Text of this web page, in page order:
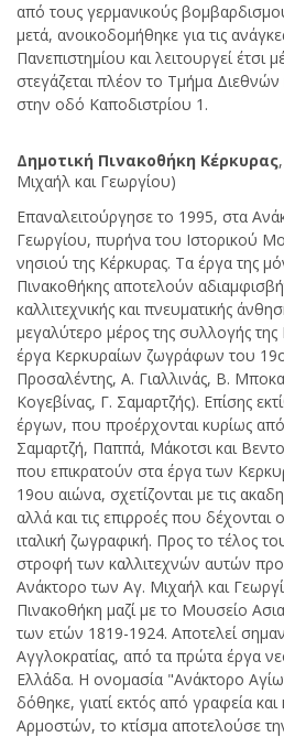
από τους γερμανικούς
μετά, ανοικοδομήθηκε για τις
Πανεπιστημίου και λειτουργεί έτσι
στεγάζεται πλέον το Τμήμα
στην οδό Καποδιστρίου 1.
Δημοτική Πινακοθήκη Κέρκυρας
Μιχαήλ και Γεωργίου)
Επαναλειτούργησε το 1995, στα
Γεωργίου, πυρήνα του Ιστορικού
νησιού της Κέρκυρας. Τα έργα της
Πινακοθήκης αποτελούν
καλλιτεχνικής και πνευματικής
μεγαλύτερο μέρος της συλλογής της
έργα Κερκυραίων ζωγράφων του
Προσαλέντης, Α. Γιαλλινάς, Β.
Κογεβίνας, Γ. Σαμαρτζής). Επίσης
έργων, που προέρχονται κυρίως
Σαμαρτζή, Παππά, Μάκοτσι και
που επικρατούν στα έργα των
19ου αιώνα, σχετίζονται με τις
αλλά και τις επιρροές που δέχονται
ιταλική ζωγραφική. Προς το τέλος
στροφή των καλλιτεχνών αυτών
Ανάκτορο των Αγ. Μιχαήλ και
Πινακοθήκη μαζί με το Μουσείο
των ετών 1819-1924. Αποτελεί
Αγγλοκρατίας, από τα πρώτα έργα
Ελλάδα. Η ονομασία "Ανάκτορο
δόθηκε, γιατί εκτός από γραφεία
Αρμοστών, το κτίσμα αποτελούσε